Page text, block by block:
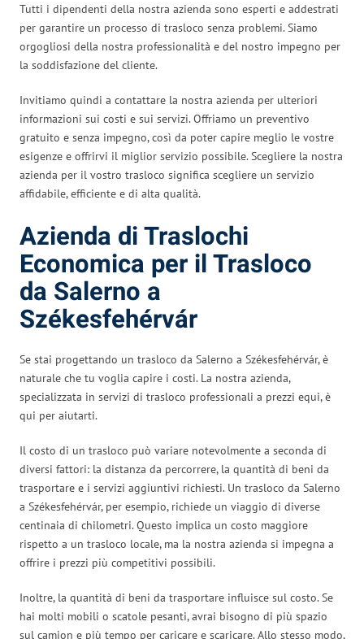
Tutti i dipendenti della nostra azienda sono esperti e addestrati
per garantire un processo di trasloco senza problemi. Siamo
orgogliosi della nostra professionalità e del nostro impegno per
la soddisfazione del cliente.
Invitiamo quindi a contattare la nostra azienda per ulteriori
informazioni sui costi e sui servizi. Offriamo un preventivo
gratuito e senza impegno, così da poter capire meglio le vostre
esigenze e offrirvi il miglior servizio possibile. Scegliere la nostra
azienda per il vostro trasloco significa scegliere un servizio
affidabile, efficiente e di alta qualità.
Azienda di Traslochi
Economica per il Trasloco
da Salerno a
Székesfehérvár
Se stai progettando un trasloco da Salerno a Székesfehérvár, è
naturale che tu voglia capire i costi. La nostra azienda,
specializzata in servizi di trasloco professionali a prezzi equi, è
qui per aiutarti.
Il costo di un trasloco può variare notevolmente a seconda di
diversi fattori: la distanza da percorrere, la quantità di beni da
trasportare e i servizi aggiuntivi richiesti. Un trasloco da Salerno
a Székesfehérvár, per esempio, richiede un viaggio di diverse
centinaia di chilometri. Questo implica un costo maggiore
rispetto a un trasloco locale, ma la nostra azienda si impegna a
offrire i prezzi più competitivi possibili.
Inoltre, la quantità di beni da trasportare influisce sul costo. Se
hai molti mobili o scatole pesanti, avrai bisogno di più spazio
sul camion e più tempo per caricare e scaricare. Allo stesso modo,